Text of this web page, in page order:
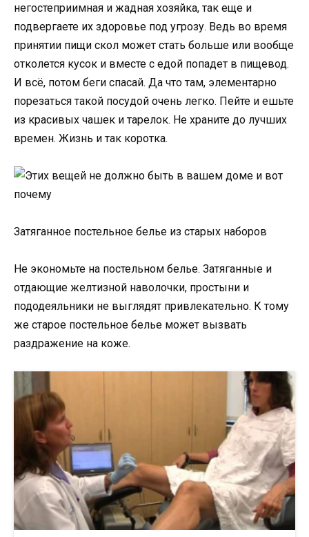
негостеприимная и жадная хозяйка, так еще и
подвергаете их здоровье под угрозу. Ведь во время
принятии пищи скол может стать больше или вообще
отколется кусок и вместе с едой попадет в пищевод.
И всё, потом беги спасай. Да что там, элементарно
порезаться такой посудой очень легко. Пейте и ешьте
из красивых чашек и тарелок. Не храните до лучших
времен. Жизнь и так коротка.
Затяганное постельное белье из старых наборов
Не экономьте на постельном белье. Затяганные и
отдающие желтизной наволочки, простыни и
пододеяльники не выглядят привлекательно. К тому
же старое постельное белье может вызвать
раздражение на коже.